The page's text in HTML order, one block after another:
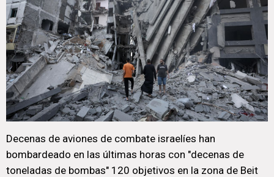
Decenas de aviones de combate israelíes han
bombardeado en las últimas horas con "decenas de
toneladas de bombas" 120 objetivos en la zona de Beit